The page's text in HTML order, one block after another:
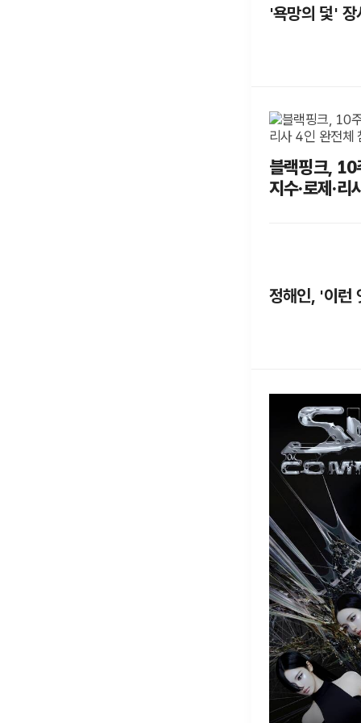
'욕망의 덫'
블랙핑크, 10
지수·로제·
정해인, '이런